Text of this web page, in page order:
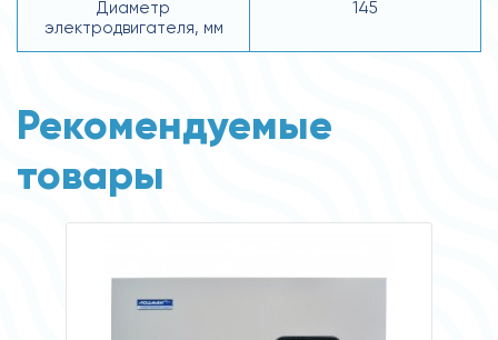
Диаметр
электродвигателя, мм
145
Рекомендуемые
товары